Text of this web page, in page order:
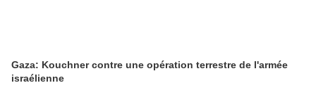
Gaza: Kouchner contre une opération terrestre de l'armée
israélienne